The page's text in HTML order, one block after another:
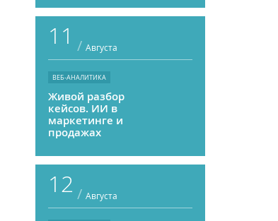
приносить ROMI
выше, чем
мессенджеры
11 / Августа
ВЕБ-АНАЛИТИКА
Живой разбор
кейсов. ИИ в
маркетинге и
продажах
12 / Августа